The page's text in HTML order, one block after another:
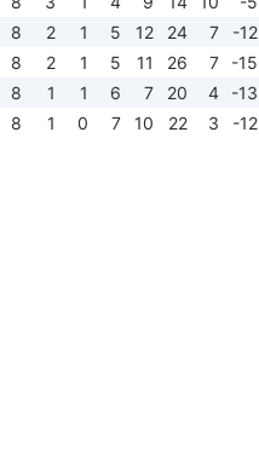
8 2 1 5 12 24 7
-12
8 2 1 5 11 26 7
-15
8 1 1 6 7 20 4
-13
8 1 0 7 10 22 3 -12